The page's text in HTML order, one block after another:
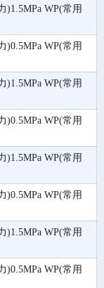
)1.5MPa WP(常用
)0.5MPa WP(常用
)1.5MPa WP(常用
)0.5MPa WP(常用
)1.5MPa WP(常用
)0.5MPa WP(常用
)1.5MPa WP(常用
)0.5MPa WP(常用